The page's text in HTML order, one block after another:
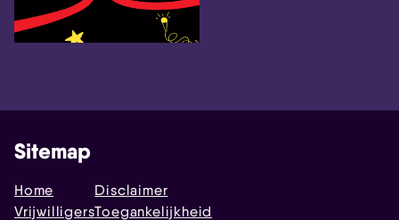
Sitemap
Home
Vrijwilligers
Disclaimer
Toegankelijkheid